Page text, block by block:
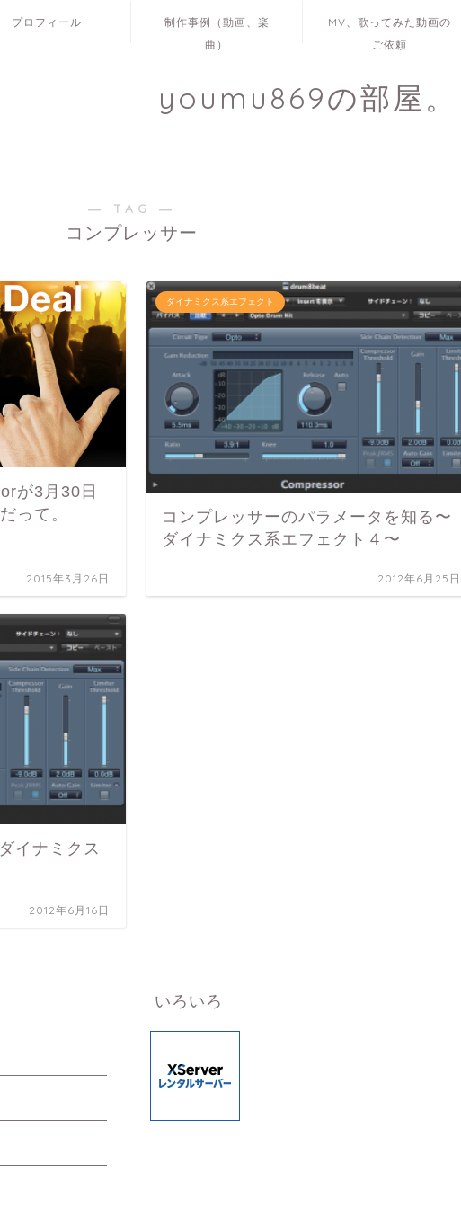
プロフィール
制作事例（動画、楽
曲）
MV、歌ってみた動画の
ご依頼
youmu869の部屋。
― TAG ―
コンプレッサー
が3月30日
って。
2015年3月26日
ダイナミクス系エフェクト
コンプレッサーのパラメータを知る〜
ダイナミクス系エフェクト４〜
2012年6月25日
イナミクス
2012年6月16日
いろいろ